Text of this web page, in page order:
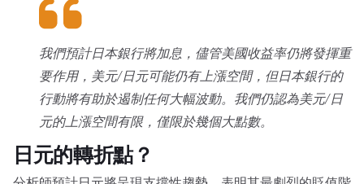
我們預計日本銀行將加息，儘管美國收益率仍將發揮重
要作用，美元/日元可能仍有上漲空間，但日本銀行的
行動將有助於遏制任何大幅波動。我們仍認為美元/日
元的上漲空間有限，僅限於幾個大點數。
日元的轉折點？